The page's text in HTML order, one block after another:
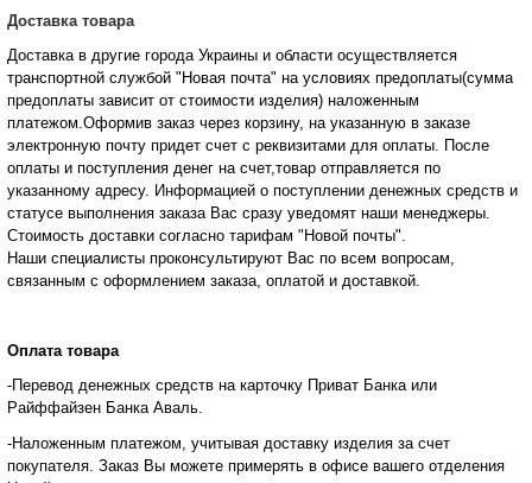
Доставка товара
Доставка в другие города Украины и области осуществляется
транспортной службой "Новая почта" на условиях предоплаты(сумма
предоплаты зависит от стоимости изделия) наложенным
платежом.Оформив заказ через корзину, на указанную в заказе
электронную почту придет счет с реквизитами для оплаты. После
оплаты и поступления денег на счет,товар отправляется по
указанному адресу. Информацией о поступлении денежных средств и
статусе выполнения заказа Вас сразу уведомят наши менеджеры.
Стоимость доставки согласно тарифам "Новой почты".
Наши специалисты проконсультируют Вас по всем вопросам,
связанным с оформлением заказа, оплатой и доставкой.
Оплата товара
-Перевод денежных средств на карточку Приват Банка или
Райффайзен Банка Аваль.
-Наложенным платежом, учитывая доставку изделия за счет
покупателя. Заказ Вы можете примерять в офисе вашего отделения